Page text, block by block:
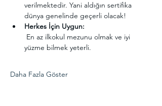
verilmektedir. Yani aldığın sertifika
dünya genelinde geçerli olacak!
Herkes İçin Uygun:
yüzme bilmek yeterli.
Daha Fazla Göster